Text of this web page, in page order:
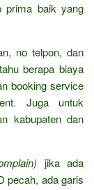
prima baik yang
no telpon, dan
berapa biaya
booking service
Juga untuk
kabupaten dan
jika ada
pecah, ada garis